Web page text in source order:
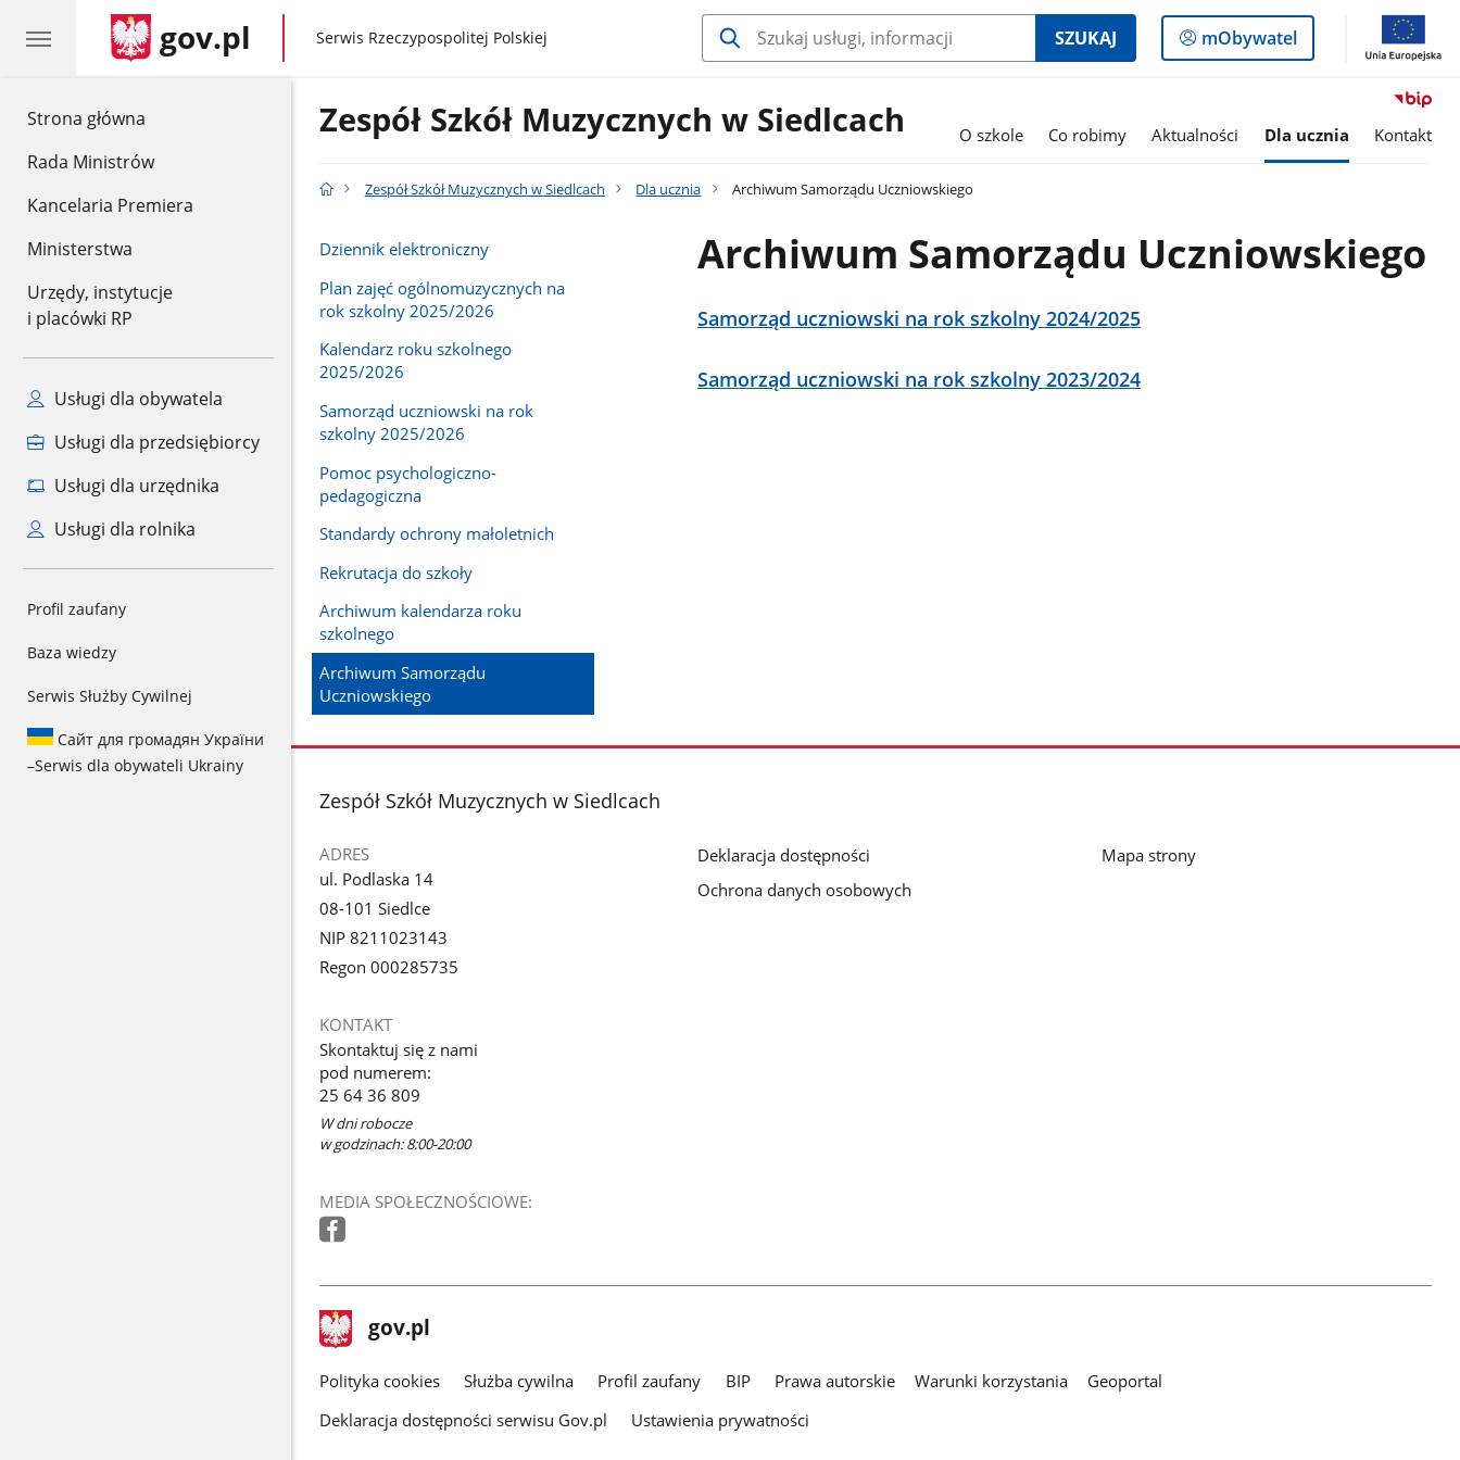
Strona główna
Rada Ministrów
Kancelaria Premiera
Ministerstwa
Urzędy, instytucje
i placówki RP
Usługi dla obywatela
Usługi dla przedsiębiorcy
Usługi dla urzędnika
Usługi dla rolnika
Profil zaufany
Baza wiedzy
Serwis Służby Cywilnej
Сайт для громадян України
–Serwis dla obywateli Ukrainy
gov.pl gov.pl
Serwis Rzeczypospolitej Polskiej SZUKAJ
Logowanie
do
mObywatel
Zespół Szkół Muzycznych w Siedlcach O szkole Co robimy Aktualności Dla ucznia Kontakt
Zespół Szkół Muzycznych w Siedlcach Dla ucznia Archiwum Samorządu Uczniowskiego
Dziennik elektroniczny
Plan zajęć ogólnomuzycznych na
rok szkolny 2025/2026
Kalendarz roku szkolnego
2025/2026
Samorząd uczniowski na rok
szkolny 2025/2026
Pomoc psychologiczno-
pedagogiczna
Standardy ochrony małoletnich
Rekrutacja do szkoły
Archiwum kalendarza roku
szkolnego
Archiwum Samorządu
Uczniowskiego
Archiwum Samorządu Uczniowskiego
Samorząd uczniowski na rok szkolny 2024/2025
Samorząd uczniowski na rok szkolny 2023/2024
stopka
Zespół Szkół Muzycznych w Siedlcach
ADRES
ul. Podlaska 14
08-101 Siedlce
NIP 8211023143
Regon 000285735
KONTAKT
Skontaktuj się z nami
pod numerem:
25 64 36 809
W dni robocze
w godzinach: 8:00-20:00
MEDIA SPOŁECZNOŚCIOWE:
Deklaracja dostępności
Ochrona danych osobowych
Mapa strony
stopka
gov.pl Strona
gov.pl
gov.pl
Polityka cookies Służba cywilna Profil zaufany BIP Prawa autorskie Warunki korzystania
Geoportal
Deklaracja dostępności serwisu Gov.pl
Ustawienia prywatności